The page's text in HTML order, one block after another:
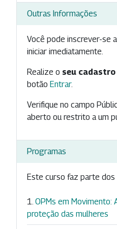
Outras Informações
Você pode inscrever-se
iniciar imediatamente.
Realize o seu cadastro
botão Entrar.
Verifique no campo
aberto ou restrito a um
Programas
Este curso faz parte dos
OPMs em Movimento:
proteção das mulheres